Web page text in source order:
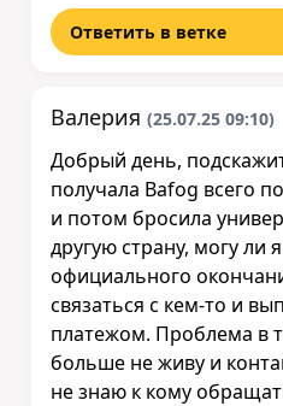
Ответить в ветке
Валерия (25.07.25 09:10)
Добрый день,
получала Bafog всего
и потом бросила
другую страну, могу ли
официального
связаться с кем-то и
платежом. Проблема в
больше не живу и
не знаю к кому